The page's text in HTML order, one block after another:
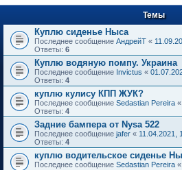
Темы
Куплю сиденье Ныса
Последнее сообщение АндрейТ «
Ответы: 6
Куплю водяную помпу. Украина
Последнее сообщение Invictus «
Ответы: 4
куплю кулису КПП ЖУК?
Последнее сообщение Sedastian Pereira «
Ответы: 4
Задние бампера от Nysa 522
Последнее сообщение jafer « 11.04.2021,
Ответы: 4
куплю водительское сиденье
Последнее сообщение Sedastian Pereira «